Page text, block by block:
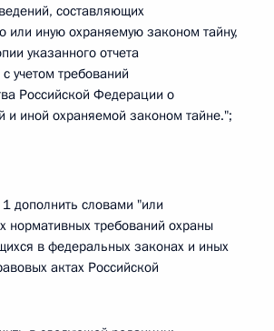
составляющих
или иную охраняемую законом тайну,
указанного отчета
учетом требований
Российской Федерации о
и иной охраняемой законом тайне.";
1 дополнить словами "или
нормативных требований охраны
в федеральных законах и иных
актах Российской